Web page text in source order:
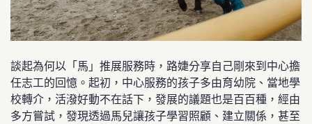
談起為何以「馬」推展服務時，路婕分享自己剛來到中心擔
任志工的回憶。起初，中心服務的孩子多由育幼院、當地學
校轉介，活潑好動不在話下，發展的議題也是百百種，經由
多方嘗試，發現透過馬兒讓孩子學習照顧、建立關係，甚至